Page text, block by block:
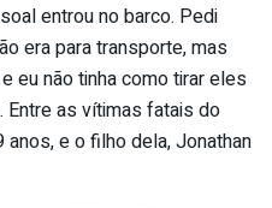
entrou no barco. Pedi
era para transporte, mas
eu não tinha como tirar eles
Entre as vítimas fatais do
e o filho dela, Jonathan